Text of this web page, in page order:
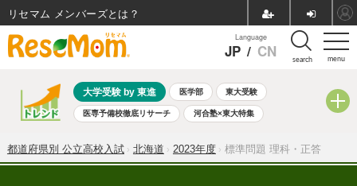
menu
Language
JP / CN search
大学受験 by 東進 医学部 東大受験
医専予備校徹底リサーチ 河合塾×東大特集
共通テスト 夏休み 8月開催学校説明会・相談会
都道府県別 公立高校入試 北海道 2023年度 標準問題 理科・正答
リセマム メンバーズ